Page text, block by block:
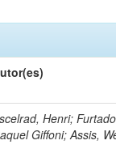
Henri;
Giffoni; Assis,